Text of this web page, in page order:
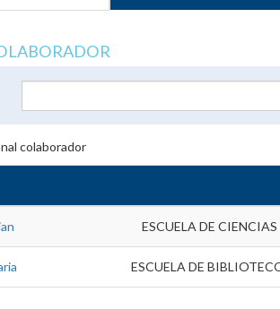
colaborador
ESCUELA DE
ESCUELA DE